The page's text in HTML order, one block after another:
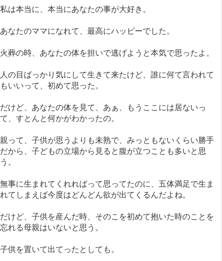
私は本当に、本当にあなたの事が大好き。
あなたのママになれて、最高にハッピーでした。
火葬の時、あなたの体を担いで逃げようと本気で思ったよ。
人の目ばっかり気にして生きて来たけど、誰に何て言われて
もいいって、初めて思った。
だけど、あなたの体を見て、あぁ、もうここには居ないっ
て、すとんと何かがわかったの。
親って、子供が思うよりも未熟で、みっともないくらい勝手
だから、子どもの立場から見ると腹が立つことも多いと思
う。
無事に生まれてくれればって思ってたのに、五体満足で生ま
れてしまえば今度はどんどん欲が出てくるんだよね。
だけど、子供を産んだ時、そのこを初めて抱いた時のことを
忘れる母親はいないと思う。
子供を置いて出てったとしても。